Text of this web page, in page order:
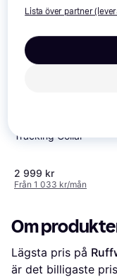
Tracking Collar
2 999 kr
Från 1 033 kr/mån
Om
Lägsta pris på
är det billigaste
Lista över partner